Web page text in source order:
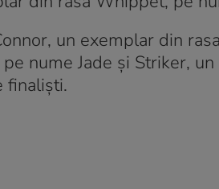
un exemplar din
nume Jade şi Striker,
finalişti.